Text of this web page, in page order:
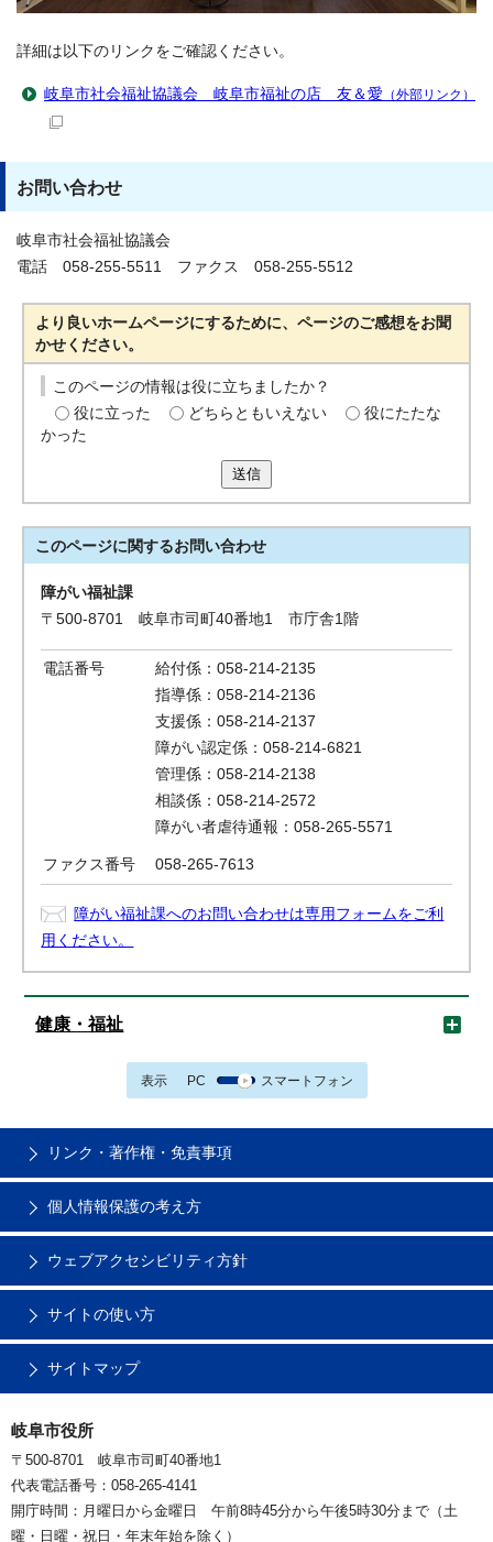
詳細は以下のリンクをご確認ください。
岐阜市社会福祉協議会 岐阜市福祉の店 友＆愛 （外部リンク）
お問い合わせ
岐阜市社会福祉協議会
電話 058-255-5511 ファクス 058-255-5512
より良いホームページにするために、ページのご感想をお聞
かせください。
このページの情報は役に立ちましたか？
役に立った
どちらともいえない
役にたたな
かった
送信
このページに関するお問い合わせ
障がい福祉課
〒500-8701 岐阜市司町40番地1 市庁舎1階
電話番号
給付係：058-214-2135
指導係：058-214-2136
支援係：058-214-2137
障がい認定係：058-214-6821
管理係：058-214-2138
相談係：058-214-2572
障がい者虐待通報：058-265-5571
ファクス番号 058-265-7613
障がい福祉課へのお問い合わせは専用フォームをご利
用ください。
健康・福祉
表示 PC スマートフォン
リンク・著作権・免責事項
個人情報保護の考え方
ウェブアクセシビリティ方針
サイトの使い方
サイトマップ
岐阜市役所
〒500-8701 岐阜市司町40番地1
代表電話番号：058-265-4141
開庁時間：月曜日から金曜日 午前8時45分から午後5時30分まで（土
曜・日曜・祝日・年末年始を除く）